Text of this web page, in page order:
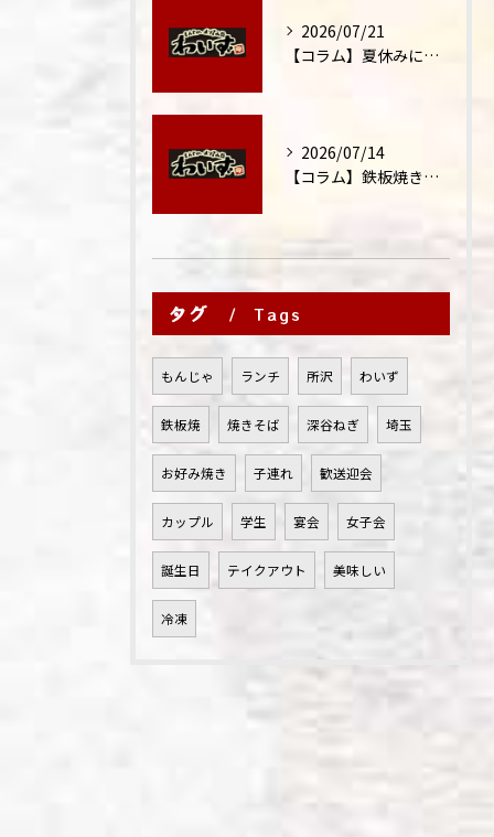
2026/07/21
【コラム】夏休みに家族外食が増える理由
2026/07/14
【コラム】鉄板焼きが"コミュニケーション飯"と呼ばれる理由
タグ Tags
もんじゃ ランチ 所沢 わいず
鉄板焼 焼きそば 深谷ねぎ 埼玉
お好み焼き 子連れ 歓送迎会
カップル 学生 宴会 女子会
誕生日 テイクアウト 美味しい
冷凍